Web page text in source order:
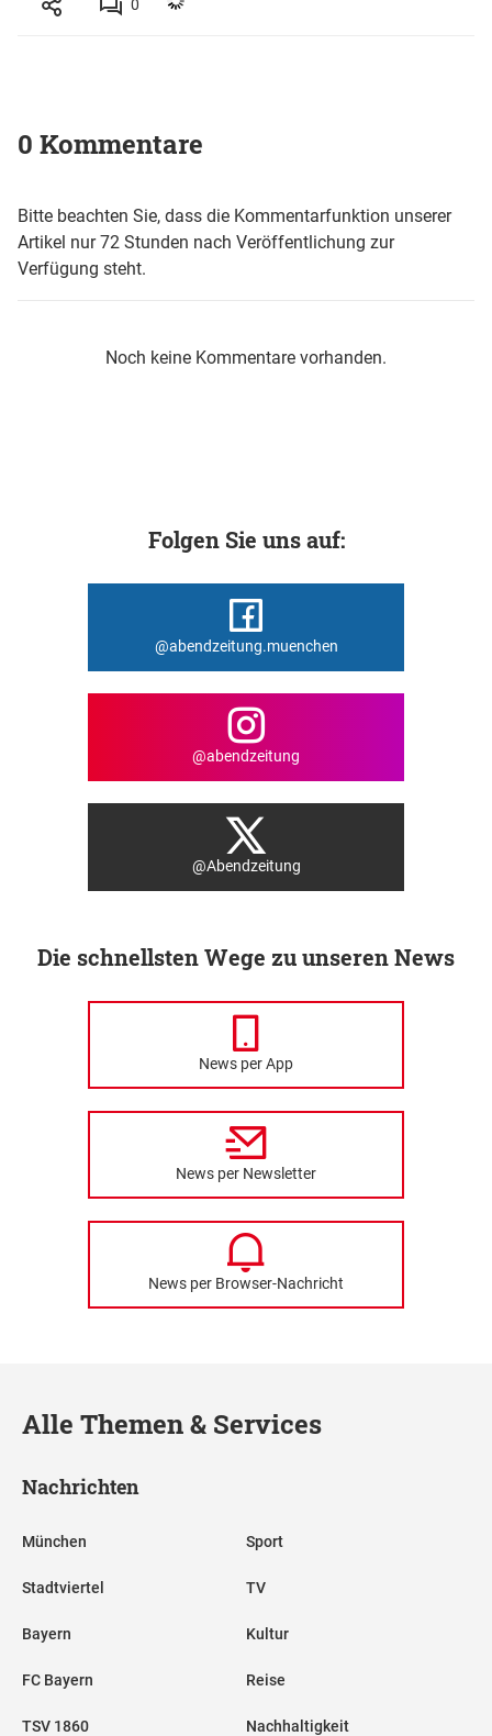
0
0 Kommentare
Bitte beachten Sie, dass die Kommentarfunktion unserer
Artikel nur 72 Stunden nach Veröffentlichung zur
Verfügung steht.
Noch keine Kommentare vorhanden.
Folgen Sie uns auf:
@abendzeitung.muenchen
@abendzeitung
@Abendzeitung
Die schnellsten Wege zu unseren News
News per App
News per Newsletter
News per Browser-Nachricht
Alle Themen & Services
Nachrichten
München
Stadtviertel
Bayern
FC Bayern
TSV 1860
Sport
TV
Kultur
Reise
Nachhaltigkeit